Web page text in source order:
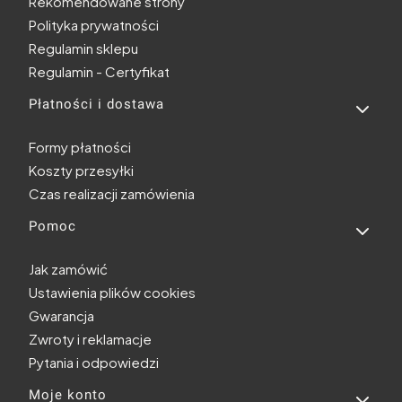
Polityka prywatności
Regulamin sklepu
Regulamin - Certyfikat
Płatności i dostawa
Formy płatności
Koszty przesyłki
Czas realizacji zamówienia
Pomoc
Jak zamówić
Ustawienia plików cookies
Gwarancja
Zwroty i reklamacje
Pytania i odpowiedzi
Moje konto